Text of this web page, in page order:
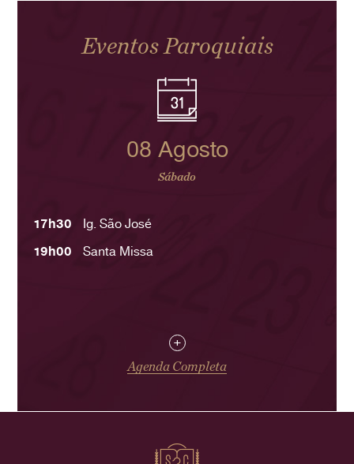
Eventos Paroquiais
08 Agosto
Sábado
17h30
Ig. São José
19h00
Santa Missa
+
Agenda Completa